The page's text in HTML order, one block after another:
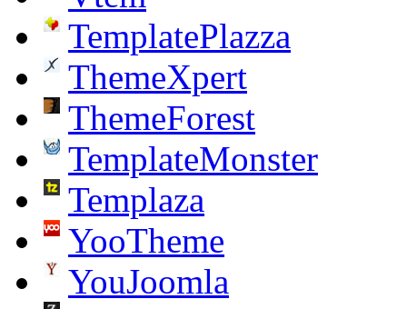
TemplatePlazza
ThemeXpert
ThemeForest
TemplateMonster
Templaza
YooTheme
YouJoomla